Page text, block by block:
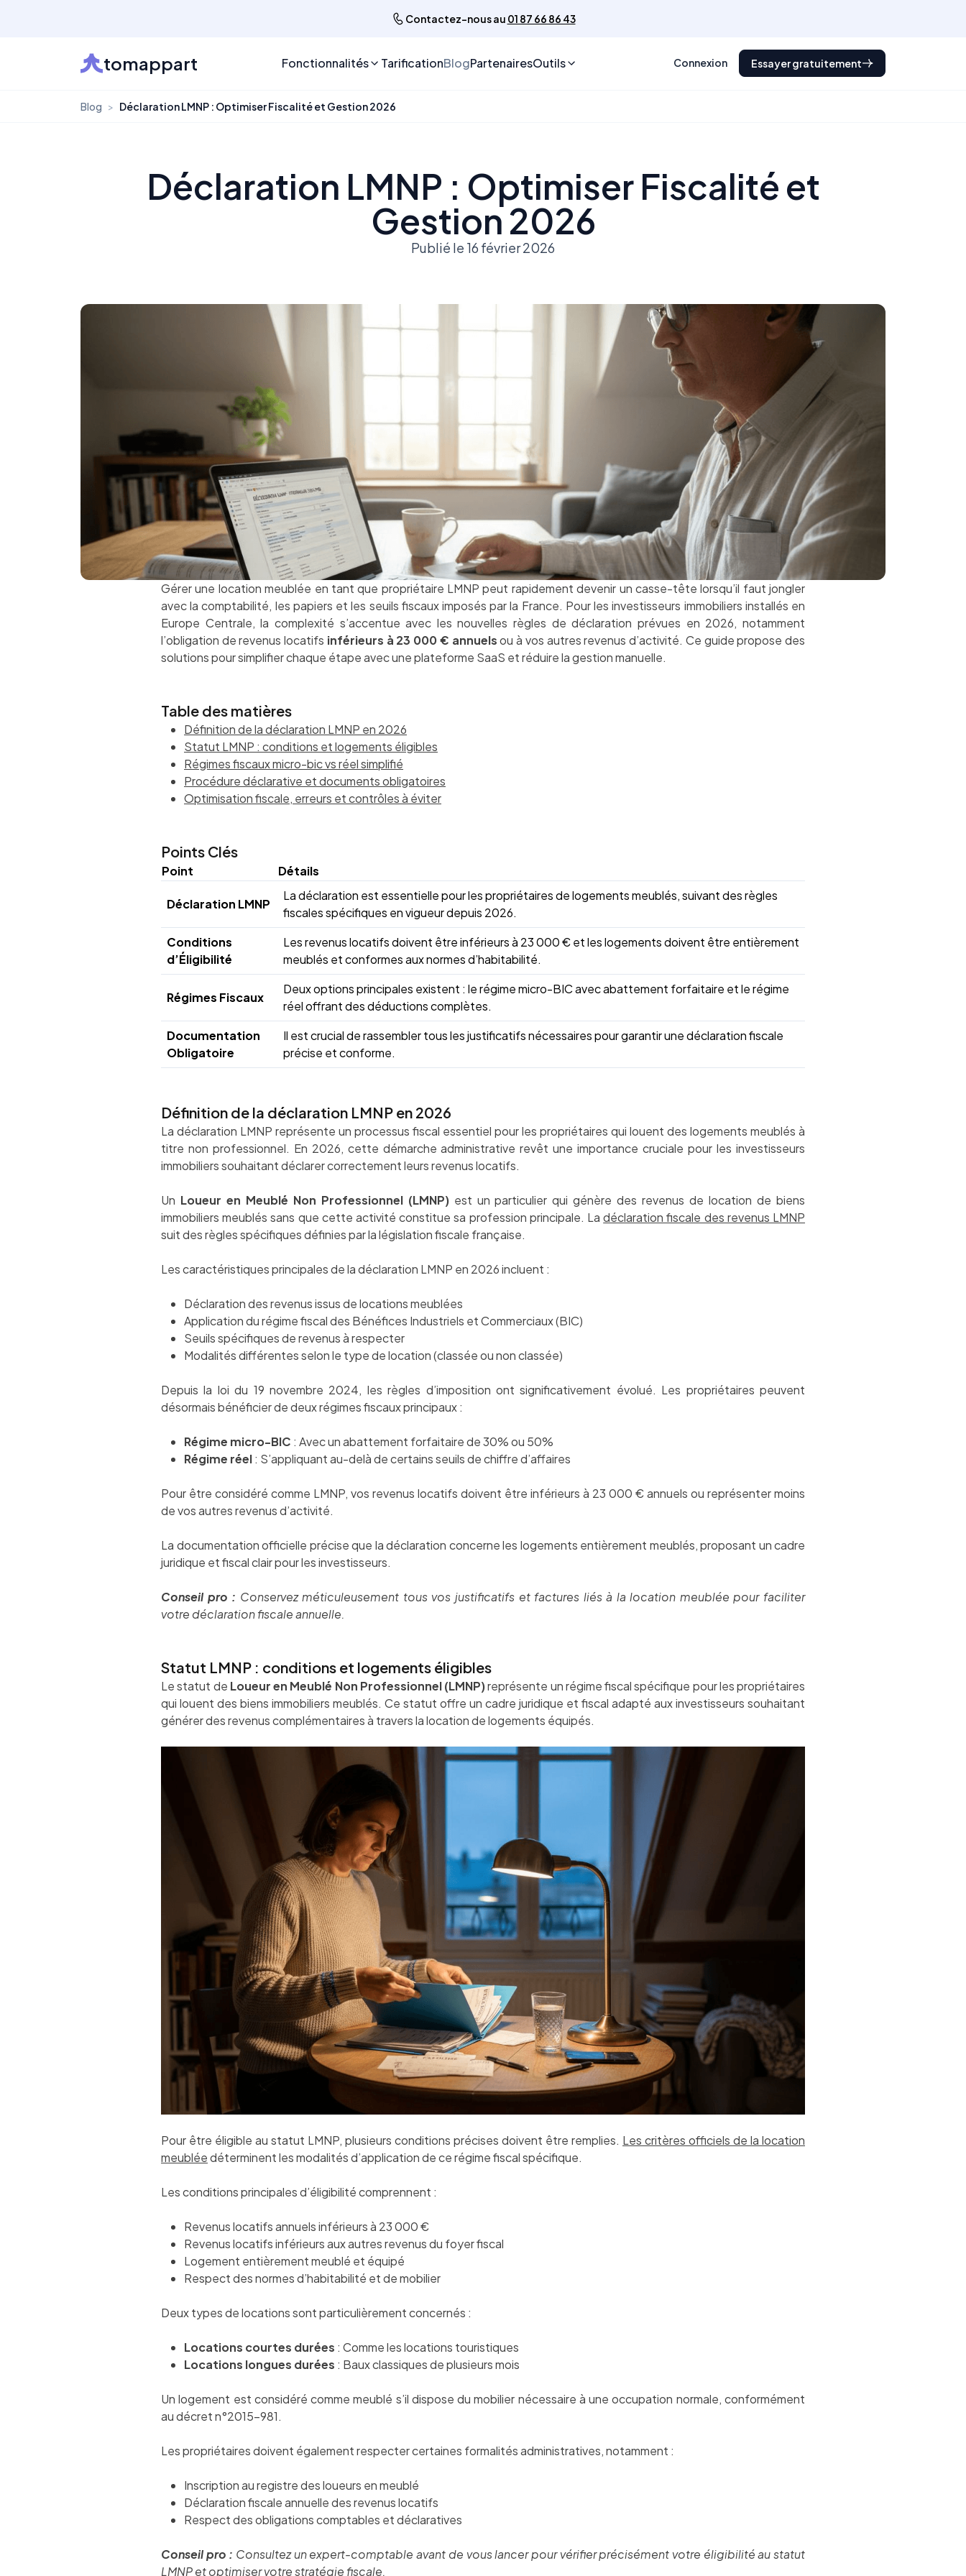
Contactez-nous au 01 87 66 86 43
tomappart Fonctionnalités TarificationBlogPartenairesOutils Connexion Essayer gratuitement
Blog > Déclaration LMNP : Optimiser Fiscalité et Gestion 2026
Déclaration LMNP : Optimiser Fiscalité et
Gestion 2026
Publié le 16 février 2026
Gérer une location meublée en tant que propriétaire LMNP peut rapidement devenir un casse-tête lorsqu’il faut jongler
avec la comptabilité, les papiers et les seuils fiscaux imposés par la France. Pour les investisseurs immobiliers installés en
Europe Centrale, la complexité s’accentue avec les nouvelles règles de déclaration prévues en 2026, notamment
l’obligation de revenus locatifs inférieurs à 23 000 € annuelsou à vos autres revenus d’activité. Ce guide propose des
solutions pour simplifier chaque étape avec une plateforme SaaS et réduire la gestion manuelle.
Table des matières
Définition de la déclaration LMNP en 2026
Statut LMNP : conditions et logements éligibles
Régimes fiscaux micro-bic vs réel simplifié
Procédure déclarative et documents obligatoires
Optimisation fiscale, erreurs et contrôles à éviter
Points Clés
Point Détails
Déclaration LMNP
La déclaration est essentielle pour les propriétaires de logements meublés, suivant des règles
fiscales spécifiques en vigueur depuis 2026.
Conditions
d’Éligibilité
Les revenus locatifs doivent être inférieurs à 23 000 € et les logements doivent être entièrement
meublés et conformes aux normes d’habitabilité.
Régimes Fiscaux
Deux options principales existent : le régime micro-BIC avec abattement forfaitaire et le régime
réel offrant des déductions complètes.
Documentation
Obligatoire
Il est crucial de rassembler tous les justificatifs nécessaires pour garantir une déclaration fiscale
précise et conforme.
Définition de la déclaration LMNP en 2026
La déclaration LMNP représente un processus fiscal essentiel pour les propriétaires qui louent des logements meublés à
titre non professionnel. En 2026, cette démarche administrative revêt une importance cruciale pour les investisseurs
immobiliers souhaitant déclarer correctement leurs revenus locatifs.
Un Loueur en Meublé Non Professionnel (LMNP)est un particulier qui génère des revenus de location de biens
immobiliers meublés sans que cette activité constitue sa profession principale. Ladéclaration fiscale des revenus LMNP
suit des règles spécifiques définies par la législation fiscale française.
Les caractéristiques principales de la déclaration LMNP en 2026 incluent :
Déclaration des revenus issus de locations meublées
Application du régime fiscal des Bénéfices Industriels et Commerciaux (BIC)
Seuils spécifiques de revenus à respecter
Modalités différentes selon le type de location (classée ou non classée)
Depuis la loi du 19 novembre 2024, les règles d’imposition ont significativement évolué. Les propriétaires peuvent
désormais bénéficier de deux régimes fiscaux principaux :
Régime micro-BIC : Avec un abattement forfaitaire de 30% ou 50%
Régime réel: S’appliquant au-delà de certains seuils de chiffre d’affaires
Pour être considéré comme LMNP, vos revenus locatifs doivent être inférieurs à 23 000 € annuels ou représenter moins
de vos autres revenus d’activité.
La documentation officielle précise que la déclaration concerne les logements entièrement meublés, proposant un cadre
juridique et fiscal clair pour les investisseurs.
Conseil pro : Conservez méticuleusement tous vos justificatifs et factures liés à la location meublée pour faciliter
votre déclaration fiscale annuelle.
Statut LMNP : conditions et logements éligibles
Le statut de Loueur en Meublé Non Professionnel (LMNP)représente un régime fiscal spécifique pour les propriétaires
qui louent des biens immobiliers meublés. Ce statut offre un cadre juridique et fiscal adapté aux investisseurs souhaitant
générer des revenus complémentaires à travers la location de logements équipés.
Pour être éligible au statut LMNP, plusieurs conditions précises doivent être remplies. Les critères officiels de la location
meubléedéterminent les modalités d’application de ce régime fiscal spécifique.
Les conditions principales d’éligibilité comprennent :
Revenus locatifs annuels inférieurs à 23 000 €
Revenus locatifs inférieurs aux autres revenus du foyer fiscal
Logement entièrement meublé et équipé
Respect des normes d’habitabilité et de mobilier
Deux types de locations sont particulièrement concernés :
Locations courtes durées : Comme les locations touristiques
Locations longues durées : Baux classiques de plusieurs mois
Un logement est considéré comme meublé s’il dispose du mobilier nécessaire à une occupation normale, conformément
au décret n°2015-981.
Les propriétaires doivent également respecter certaines formalités administratives, notamment :
Inscription au registre des loueurs en meublé
Déclaration fiscale annuelle des revenus locatifs
Respect des obligations comptables et déclaratives
Conseil pro : Consultez un expert-comptable avant de vous lancer pour vérifier précisément votre éligibilité au statut
LMNP et optimiser votre stratégie fiscale.